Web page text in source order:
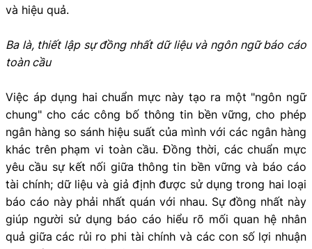
và hiệu quả.
Ba là, thiết lập sự đồng nhất dữ liệu và ngôn ngữ báo cáo
toàn cầu
Việc áp dụng hai chuẩn mực này tạo ra một "ngôn ngữ
chung" cho các công bố thông tin bền vững, cho phép
ngân hàng so sánh hiệu suất của mình với các ngân hàng
khác trên phạm vi toàn cầu. Đồng thời, các chuẩn mực
yêu cầu sự kết nối giữa thông tin bền vững và báo cáo
tài chính; dữ liệu và giả định được sử dụng trong hai loại
báo cáo này phải nhất quán với nhau. Sự đồng nhất này
giúp người sử dụng báo cáo hiểu rõ mối quan hệ nhân
quả giữa các rủi ro phi tài chính và các con số lợi nhuận